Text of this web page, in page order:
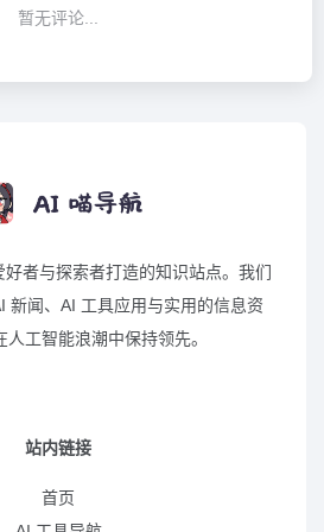
暂无评论...
好者与探索者打造的知识站点。我们
新闻、AI 工具应用与实用的信息资
人工智能浪潮中保持领先。
站内链接
首页